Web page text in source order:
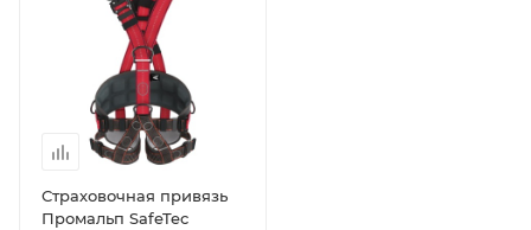
Страховочная привязь
Промальп SafeTec